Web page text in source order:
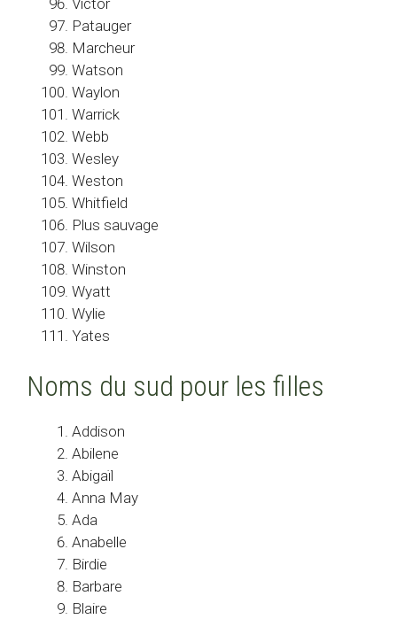
Patauger
Marcheur
Watson
Waylon
Warrick
Webb
Wesley
Weston
Whitfield
Plus sauvage
Wilson
Winston
Wyatt
Wylie
Yates
Noms du sud pour les filles
Addison
Abilene
Abigaïl
Anna May
Ada
Anabelle
Birdie
Barbare
Blaire